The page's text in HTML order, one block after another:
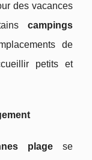
des vacances
campings
de
petits et
plagese